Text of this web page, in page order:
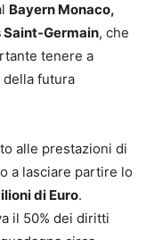
Bayern Monaco,
Saint-Germain, che
tenere a
della futura
alle prestazioni di
a lasciare partire lo
di Euro.
il 50% dei diritti